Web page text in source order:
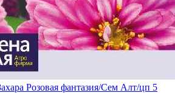
Розовая фантазия/Сем Алт/цп 5